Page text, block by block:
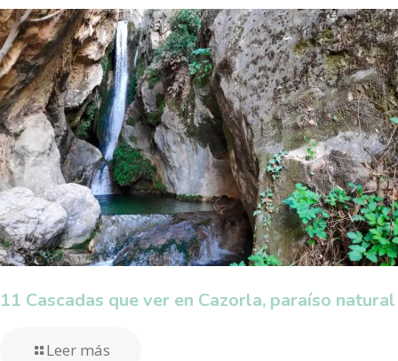
11 Cascadas que ver en Cazorla, paraíso natural
Leer más